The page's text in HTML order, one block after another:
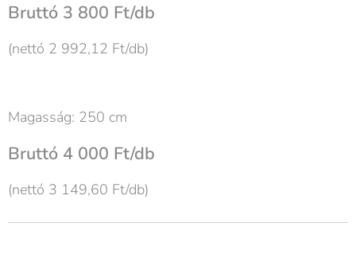
Bruttó 3 800 Ft/db
(nettó 2 992,12 Ft/db)
Magasság: 250 cm
Bruttó 4 000 Ft/db
(nettó 3 149,60 Ft/db)